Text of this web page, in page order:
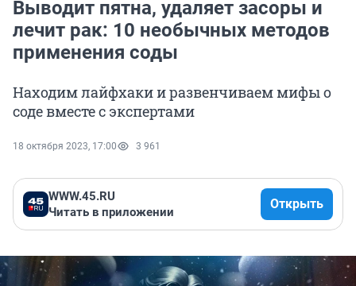
Выводит пятна, удаляет засоры и
лечит рак: 10 необычных методов
применения соды
Находим лайфхаки и развенчиваем мифы о
соде вместе с экспертами
18 октября 2023, 17:00 3 961
WWW.45.RU
Читать в приложении
Открыть